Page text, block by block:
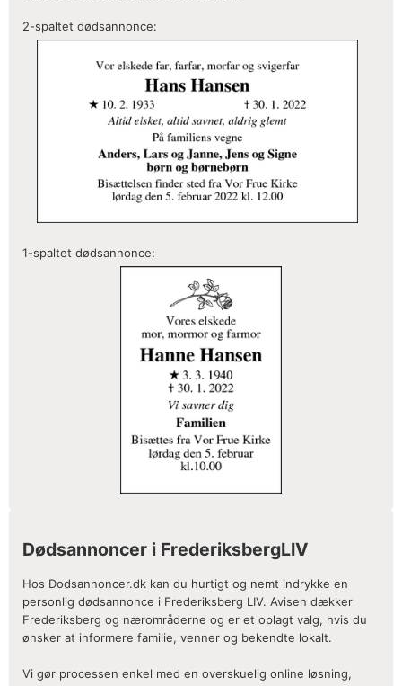
2-spaltet dødsannonce:
1-spaltet dødsannonce:
Dødsannoncer i FrederiksbergLIV
Hos Dodsannoncer.dk kan du hurtigt og nemt indrykke en
personlig dødsannonce i Frederiksberg LIV. Avisen dækker
Frederiksberg og nærområderne og er et oplagt valg, hvis du
ønsker at informere familie, venner og bekendte lokalt.
Vi gør processen enkel med en overskuelig online løsning,